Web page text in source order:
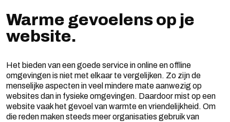
Warme gevoelens op je
website.
Het bieden van een goede service in online en offline
omgevingen is niet met elkaar te vergelijken. Zo zijn de
menselijke aspecten in veel mindere mate aanwezig op
websites dan in fysieke omgevingen. Daardoor mist op een
website vaak het gevoel van warmte en vriendelijkheid. Om
die reden maken steeds meer organisaties gebruik van